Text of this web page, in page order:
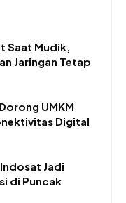
Saat Mudik,
Jaringan Tetap
UMKM
Digital
Jadi
di Puncak